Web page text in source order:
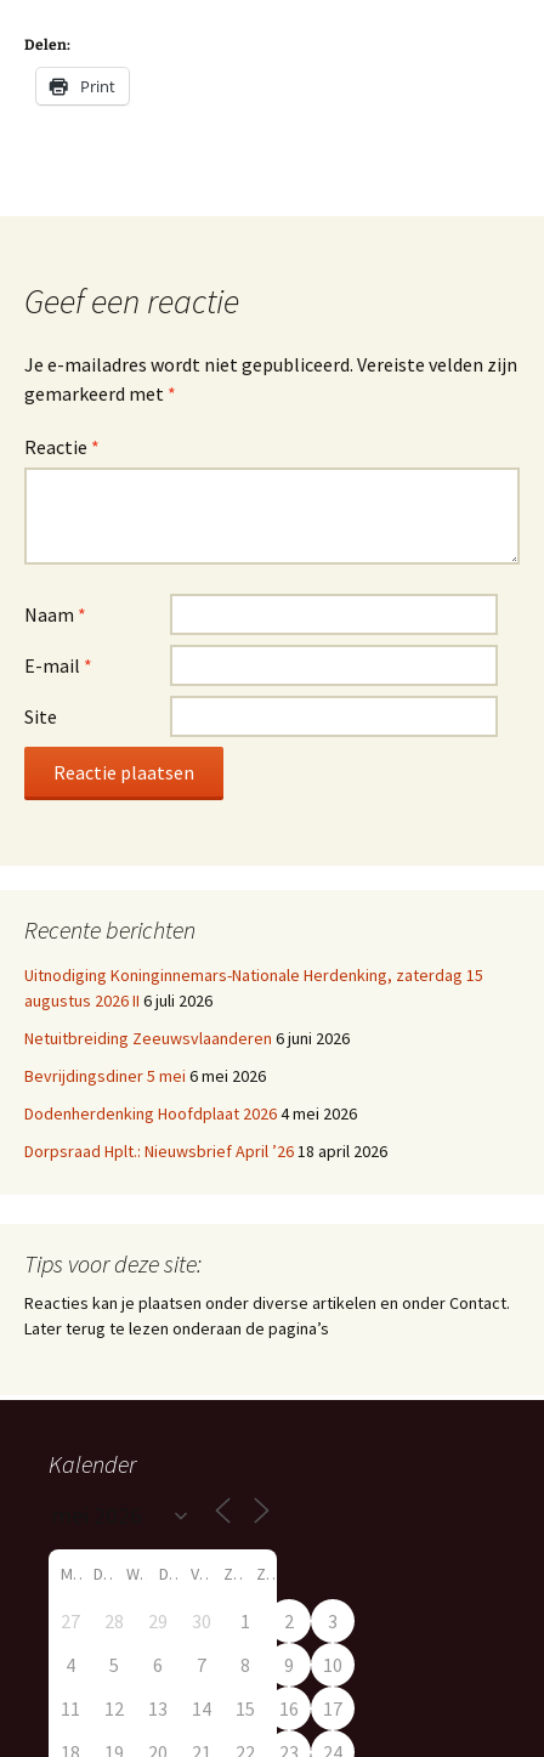
Delen:
Print
Geef een reactie
Je e-mailadres wordt niet gepubliceerd. Vereiste velden zijn
gemarkeerd met *
Reactie *
Naam *
E-mail *
Site
Recente berichten
Uitnodiging Koninginnemars-Nationale Herdenking, zaterdag 15
augustus 2026 II 6 juli 2026
Netuitbreiding Zeeuwsvlaanderen 6 juni 2026
Bevrijdingsdiner 5 mei 6 mei 2026
Dodenherdenking Hoofdplaat 20264 mei 2026
Dorpsraad Hplt.: Nieuwsbrief April ’2618 april 2026
Tips voor deze site:
Reacties kan je plaatsen onder diverse artikelen en onder Contact.
Later terug te lezen onderaan de pagina’s
Kalender
M D W D V Z Z
27 28 29 30 1 2
3
4
5 6 7 8 9
10
11
12 13 14 15 16
17